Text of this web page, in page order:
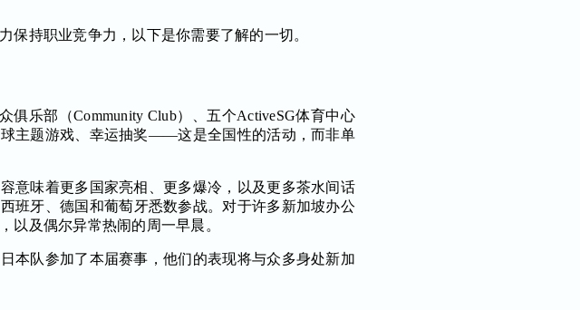
持职业竞争力，以下是你需要了解的一切。
乐部（Community Club）、五个ActiveSG体育中心
主题游戏、幸运抽奖——这是全国性的活动，而非单
意味着更多国家亮相、更多爆冷，以及更多茶水间话
班牙、德国和葡萄牙悉数参战。对于许多新加坡办公
以及偶尔异常热闹的周一早晨。
本队参加了本届赛事，他们的表现将与众多身处新加